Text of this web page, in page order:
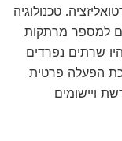
טכנולוגיה
למספר מרתקות
שרתים נפרדים
הפעלה פרטית
ויישומים